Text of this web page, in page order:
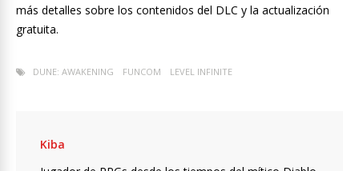
más detalles sobre los contenidos del DLC y la actualización
gratuita.
DUNE: AWAKENING FUNCOM LEVEL INFINITE
Kiba